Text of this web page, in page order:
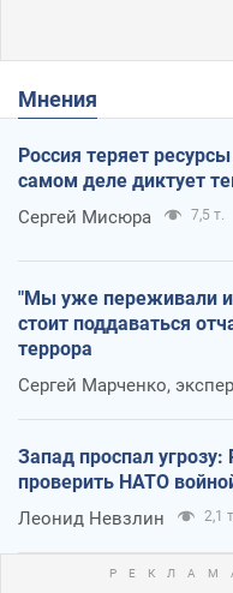
Мнения
Россия теряет
самом деле диктует
Сергей Мисюра 7,5 т.
"Мы уже переживали и
стоит поддаваться
террора
Сергей Марченко,
Запад проспал
проверить НАТО
Леонид Невзлин 2,1 т.